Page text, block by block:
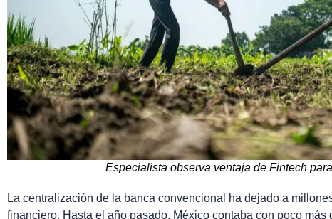
Especialista observa ventaja de Fintech
La centralización de la banca convencional ha dejado a
financiero. Hasta el año pasado, México contaba con poco más